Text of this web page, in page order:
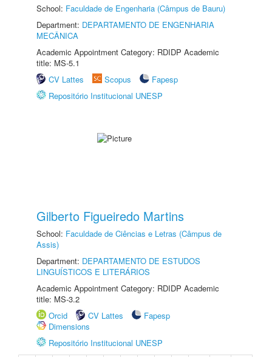
School: Faculdade de Engenharia (Câmpus de Bauru)
Department: DEPARTAMENTO DE ENGENHARIA
MECÂNICA
Academic Appointment Category: RDIDP Academic
title: MS-5.1
CV Lattes
Scopus
Fapesp
Repositório Institucional UNESP
Gilberto Figueiredo Martins
School: Faculdade de Ciências e Letras (Câmpus de
Assis)
Department: DEPARTAMENTO DE ESTUDOS
LINGUÍSTICOS E LITERÁRIOS
Academic Appointment Category: RDIDP Academic
title: MS-3.2
Orcid
CV Lattes
Fapesp
Dimensions
Repositório Institucional UNESP